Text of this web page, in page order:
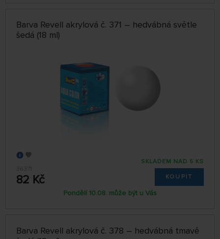
Barva Revell akrylová č. 371 – hedvábná světle
šedá (18 ml)
36371
82 Kč
SKLADEM NAD 5 KS
KOUPIT
Pondělí 10.08. může být u Vás
Barva Revell akrylová č. 378 – hedvábná tmavě